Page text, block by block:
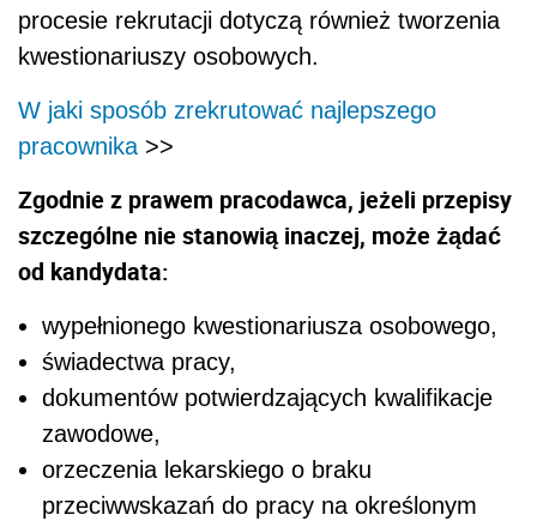
procesie rekrutacji dotyczą również tworzenia
kwestionariuszy osobowych.
W jaki sposób zrekrutować najlepszego
pracownika >>
Zgodnie z prawem pracodawca, jeżeli przepisy
szczególne nie stanowią inaczej, może żądać
od kandydata:
wypełnionego kwestionariusza osobowego,
świadectwa pracy,
dokumentów potwierdzających kwalifikacje
zawodowe,
orzeczenia lekarskiego o braku
przeciwwskazań do pracy na określonym